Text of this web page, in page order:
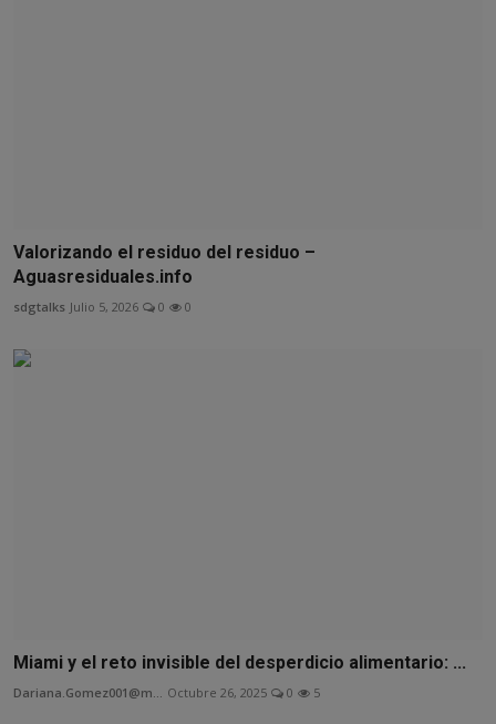
Valorizando el residuo del residuo –
Aguasresiduales.info
sdgtalks Julio 5, 2026 0 0
Miami y el reto invisible del desperdicio alimentario: ...
Dariana.Gomez001@m... Octubre 26, 2025 0 5